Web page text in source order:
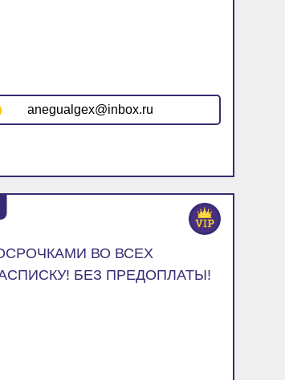
anegualgex@inbox.ru
ВО ВСЕХ
БЕЗ ПРЕДОПЛАТЫ!